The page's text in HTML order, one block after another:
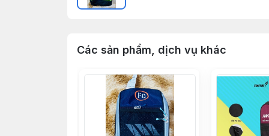
Các sản phẩm, dịch vụ khác